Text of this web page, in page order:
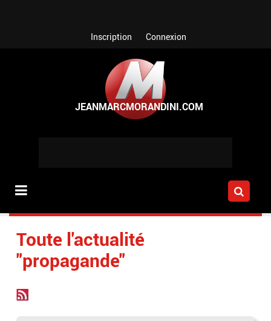
Inscription Connexion
Toute l'actualité
"propagande"